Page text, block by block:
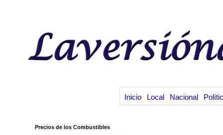
Inicio Local Nacional
Precios de los Combustibles